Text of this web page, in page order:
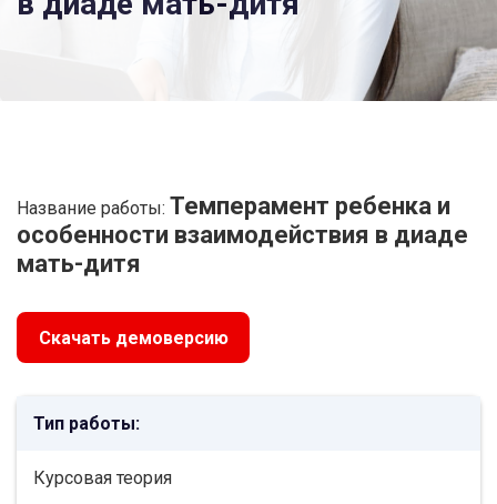
Название работы: Темперамент ребенка и
особенности взаимодействия в диаде
мать-дитя
Скачать демоверсию
Тип работы:
Курсовая теория